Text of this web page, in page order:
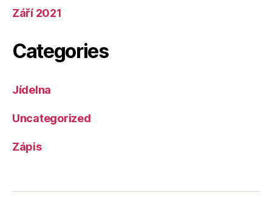
Září 2021
Categories
Jídelna
Uncategorized
Zápis